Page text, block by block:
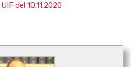
del 10.11.2020